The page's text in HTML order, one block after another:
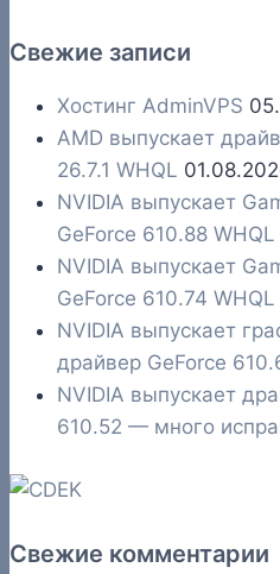
Свежие записи
Хостинг AdminVPS
AMD выпускает
26.7.1 WHQL
NVIDIA выпускает
GeForce 610.88 WHQL
NVIDIA выпускает
GeForce 610.74 WHQL
NVIDIA выпускает
драйвер GeForce
NVIDIA выпускает
610.52 — много
Свежие комментарии